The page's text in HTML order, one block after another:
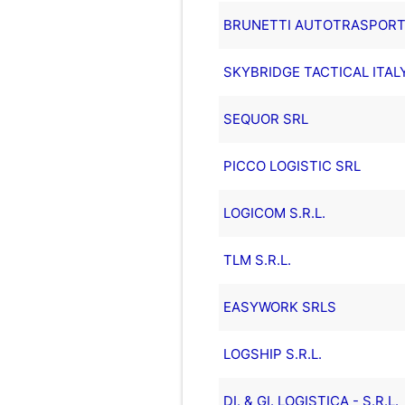
BRUNETTI
SKYBRIDGE TACTICAL
SEQUOR SRL
PICCO LOGISTIC SRL
LOGICOM S.R.L.
TLM S.R.L.
EASYWORK SRLS
LOGSHIP S.R.L.
DI. & GI. LOGISTICA - S.R.L.